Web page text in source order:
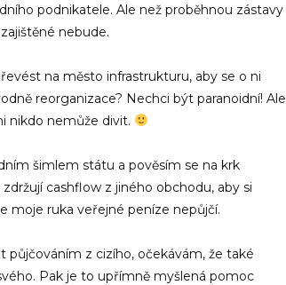
podnikatele. Ale než proběhnou zástavy
nebude.
na město infrastrukturu, aby se o ni
reorganizace? Nechci být paranoidní! Ale
nikdo nemůže divit.
šimlem státu a pověsím se na krk
cashflow z jiného obchodu, aby si
moje ruka veřejné peníze nepůjčí.
z cizího, očekávám, že také
Pak je to upřímně myšlená pomoc